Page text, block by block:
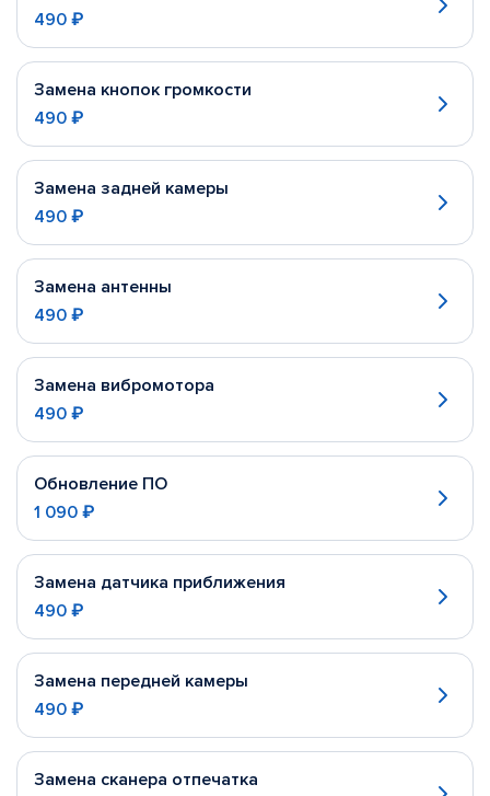
490 ₽
Замена кнопок громкости
490 ₽
Замена задней камеры
490 ₽
Замена антенны
490 ₽
Замена вибромотора
490 ₽
Обновление ПО
1 090 ₽
Замена датчика приближения
490 ₽
Замена передней камеры
490 ₽
Замена сканера отпечатка